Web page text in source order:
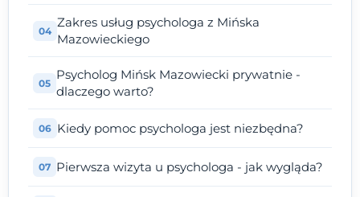
Zakres usług psychologa z Mińska
Mazowieckiego
Psycholog Mińsk Mazowiecki prywatnie -
dlaczego warto?
Kiedy pomoc psychologa jest niezbędna?
Pierwsza wizyta u psychologa - jak wygląda?